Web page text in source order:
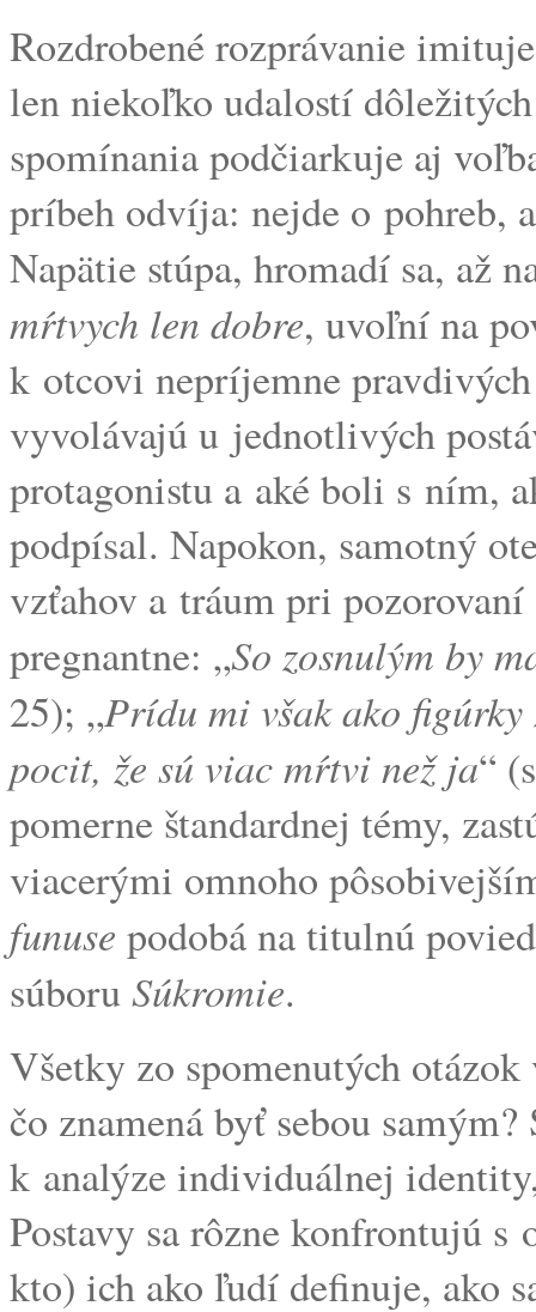
Rozdrobené rozprávanie
len niekoľko udalostí
spomínania podčiarkuje aj
príbeh odvíja: nejde o pohreb,
Napätie stúpa, hromadí sa, až
mŕtvych len dobre, uvoľní na
k otcovi nepríjemne
vyvolávajú u jednotlivých
protagonistu a aké boli s ním,
podpísal. Napokon, samotný
vzťahov a tráum pri
pregnantne: „So zosnulým by
25); „Prídu mi však ako
pocit, že sú viac mŕtvi než ja“
pomerne štandardnej témy,
viacerými omnoho
funuse podobá na titulnú
súboruSúkromie.
Všetky zo spomenutých
čo znamená byť sebou
k analýze individuálnej
Postavy sa rôzne konfrontujú
kto) ich ako ľudí definuje, ako